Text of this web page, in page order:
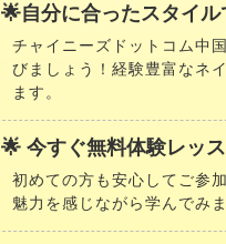
🌟自分に合ったスタイ
チャイニーズドットコム中
びましょう！経験豊富なネ
ます。
🌟 今すぐ無料体験レッ
初めての方も安心してご参
魅力を感じながら学んでみ